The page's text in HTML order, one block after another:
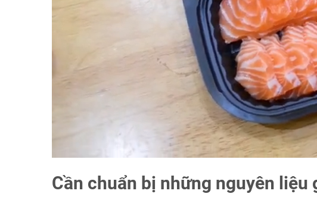
Cần chuẩn bị những nguyên